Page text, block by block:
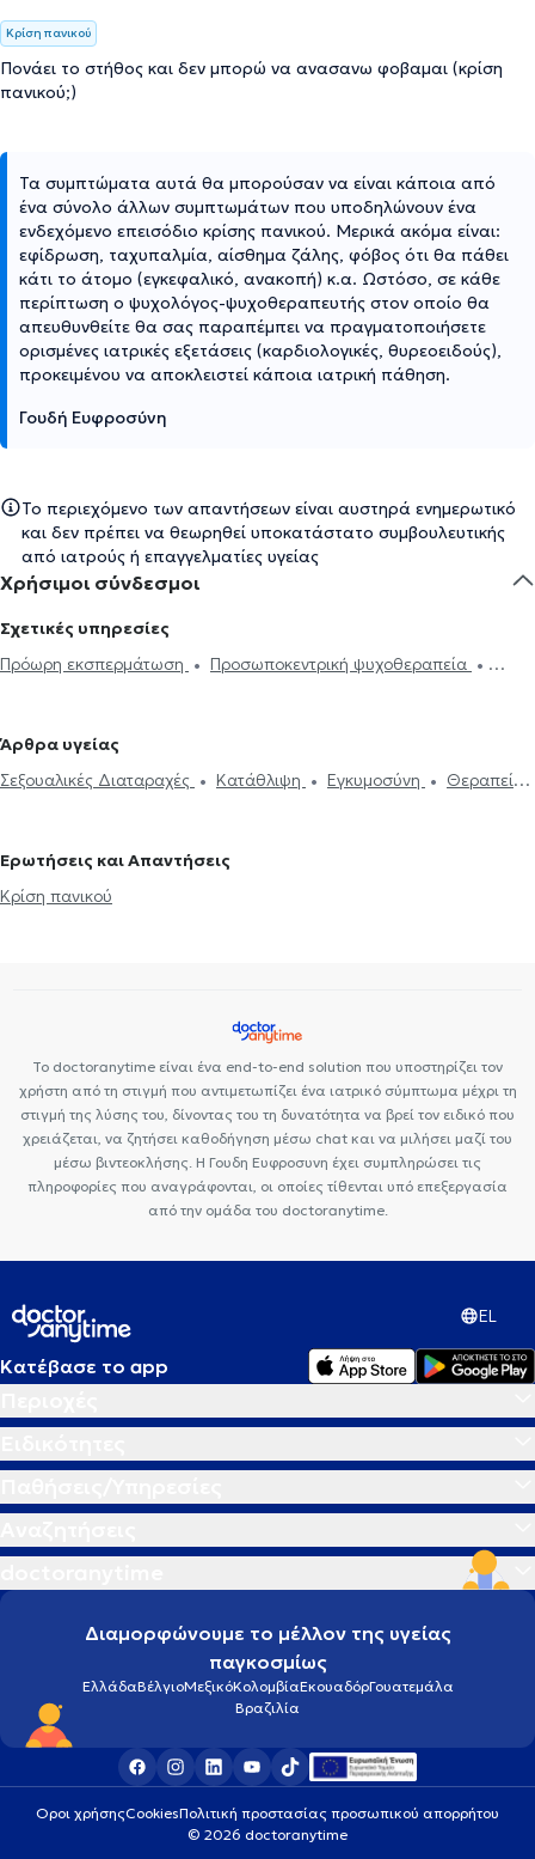
Κρίση πανικού
Πονάει το στήθος και δεν μπορώ να ανασανω φοβαμαι (κρίση
πανικού;)
Τα συμπτώματα αυτά θα μπορούσαν να είναι κάποια από
ένα σύνολο άλλων συμπτωμάτων που υποδηλώνουν ένα
ενδεχόμενο επεισόδιο κρίσης πανικού. Μερικά ακόμα είναι:
εφίδρωση, ταχυπαλμία, αίσθημα ζάλης, φόβος ότι θα πάθει
κάτι το άτομο (εγκεφαλικό, ανακοπή) κ.α. Ωστόσο, σε κάθε
περίπτωση ο ψυχολόγος-ψυχοθεραπευτής στον οποίο θα
απευθυνθείτε θα σας παραπέμπει να πραγματοποιήσετε
ορισμένες ιατρικές εξετάσεις (καρδιολογικές, θυρεοειδούς),
προκειμένου να αποκλειστεί κάποια ιατρική πάθηση.
Γουδή Ευφροσύνη
Το περιεχόμενο των απαντήσεων είναι αυστηρά ενημερωτικό
και δεν πρέπει να θεωρηθεί υποκατάστατο συμβουλευτικής
από ιατρούς ή επαγγελματίες υγείας
Χρήσιμοι σύνδεσμοι
Σχετικές υπηρεσίες
Πρόωρη εκσπερμάτωση
Προσωποκεντρική ψυχοθεραπεία
και παιδιών
Ομαδική ψυχοθεραπεία
ενδυνάμωση
Συμβουλευτική φροντιστών ατόμων με άνοια
Life
Κρίση πανικού
Άρθρα υγείας
Σεξουαλικές Διαταραχές
Κατάθλιψη Εγκυμοσύνη
Θεραπεία
διαδίκτυο
ΔΕΠΥ Κρίση πανικού
Εθισμός
Τεστ επαγγελματικού προσανατολισμού
Ερωτήσεις και Απαντήσεις
Κρίση πανικού
Το doctoranytime είναι ένα end-to-end solution που υποστηρίζει τον
χρήστη από τη στιγμή που αντιμετωπίζει ένα ιατρικό σύμπτωμα μέχρι τη
στιγμή της λύσης του, δίνοντας του τη δυνατότητα να βρεί τον ειδικό που
χρειάζεται, να ζητήσει καθοδήγηση μέσω chat και να μιλήσει μαζί του
μέσω βιντεοκλήσης. Η Γουδη Ευφροσυνη έχει συμπληρώσει τις
πληροφορίες που αναγράφονται, οι οποίες τίθενται υπό επεξεργασία
από την ομάδα του doctoranytime.
EL
Κατέβασε το app
Διαμορφώνουμε το μέλλον της υγείας
παγκοσμίως
ΕλλάδαΒέλγιοΜεξικόΚολομβίαΕκουαδόρΓουατεμάλα
Βραζιλία
Οροι χρήσηςCookiesΠολιτική προστασίας προσωπικού απορρήτου
© 2026 doctoranytime